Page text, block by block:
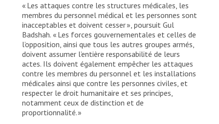
« Les attaques contre les structures médicales, les
membres du personnel médical et les personnes sont
inacceptables et doivent cesser », poursuit Gul
Badshah. « Les forces gouvernementales et celles de
l’opposition, ainsi que tous les autres groupes armés,
doivent assumer l’entière responsabilité de leurs
actes. Ils doivent également empêcher les attaques
contre les membres du personnel et les installations
médicales ainsi que contre les personnes civiles, et
respecter le droit humanitaire et ses principes,
notamment ceux de distinction et de
proportionnalité. »